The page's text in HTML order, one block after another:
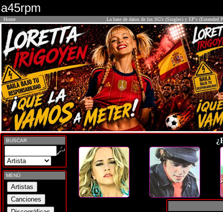
a45rpm
Home La base de datos de los SG's (Singles) y EP's (Extended
BUSCAR
MENÚ